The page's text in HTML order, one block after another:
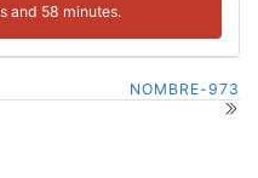
and 58 minutes.
NOMBRE-973